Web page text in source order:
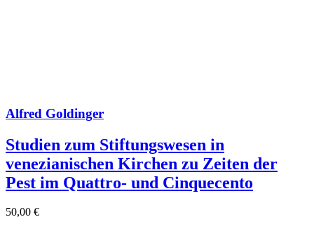
Alfred Goldinger
Studien zum Stiftungswesen in
venezianischen Kirchen zu Zeiten der
Pest im Quattro- und Cinquecento
50,00 €